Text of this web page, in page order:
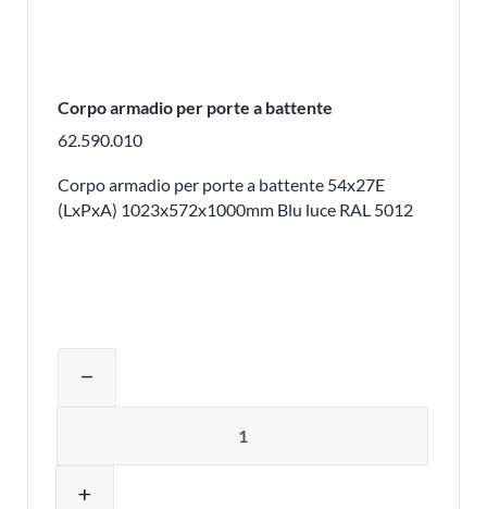
Corpo armadio per porte a battente
62.590.010
Corpo armadio per porte a battente 54x27E
(LxPxA) 1023x572x1000mm Blu luce RAL 5012
remove
add